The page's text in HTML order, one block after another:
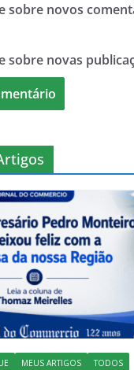
sobre novos
sobre novas
MEUS ARTIGOS TODOS